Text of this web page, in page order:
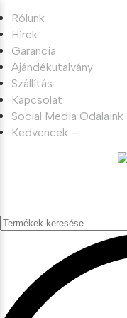
Rólunk
Hírek
Garancia
Ajándékutalvány
Szállítás
Kapcsolat
Social Media Odalaink
Kedvencek –